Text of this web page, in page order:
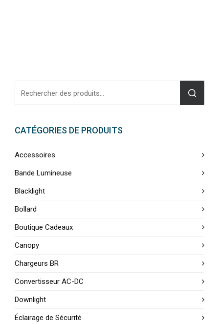
CATÉGORIES DE PRODUITS
Accessoires
Bande Lumineuse
Blacklight
Bollard
Boutique Cadeaux
Canopy
Chargeurs BR
Convertisseur AC-DC
Downlight
Éclairage de Sécurité